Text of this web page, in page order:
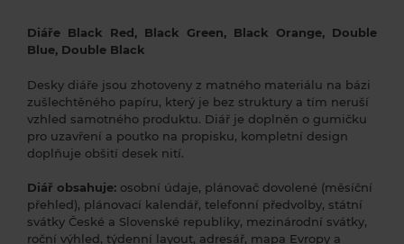
Diáře Black Red, Black Green, Black Orange, Double
Blue, Double Black
Desky diáře jsou zhotoveny z matného materiálu na bázi
zušlechtěného papíru, který je bez struktury a tím neruší
vzhled samotného produktu. Diář je doplněn o gumičku
pro uzavření a poutko na propisku, kompletní design
doplňuje obšití desek nití.
Diář obsahuje: osobní údaje, plánovač dovolené (měsíční
přehled), plánovací kalendář, telefonní předvolby, státní
svátky České a Slovenské republiky, mezinárodní svátky,
roční výhled, týdenní layout, adresář, mapa Evropy a